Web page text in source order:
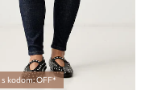
s kodom: OFF*